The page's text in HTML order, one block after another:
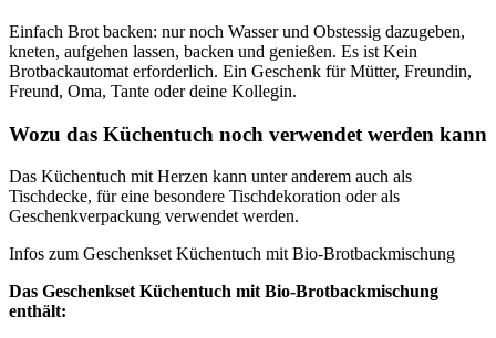
Einfach Brot backen: nur noch Wasser und Obstessig dazugeben,
kneten, aufgehen lassen, backen und genießen. Es ist Kein
Brotbackautomat erforderlich. Ein Geschenk für Mütter, Freundin,
Freund, Oma, Tante oder deine Kollegin.
Wozu das Küchentuch noch verwendet werden kann
Das Küchentuch mit Herzen kann unter anderem auch als
Tischdecke, für eine besondere Tischdekoration oder als
Geschenkverpackung verwendet werden.
Infos zum Geschenkset Küchentuch mit Bio-Brotbackmischung
Das Geschenkset Küchentuch mit Bio-Brotbackmischung
enthält: